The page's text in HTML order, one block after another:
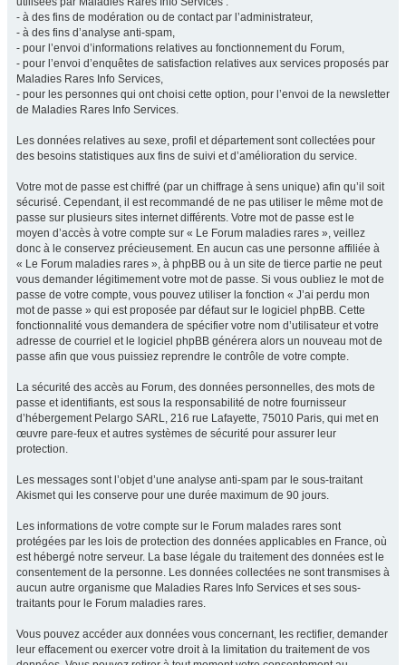
- à des fins de modération ou de contact par l’administrateur,
- à des fins d’analyse anti-spam,
- pour l’envoi d’informations relatives au fonctionnement du Forum,
- pour l’envoi d’enquêtes de satisfaction relatives aux services proposés par
Maladies Rares Info Services,
- pour les personnes qui ont choisi cette option, pour l’envoi de la newsletter
de Maladies Rares Info Services.
Les données relatives au sexe, profil et département sont collectées pour
des besoins statistiques aux fins de suivi et d’amélioration du service.
Votre mot de passe est chiffré (par un chiffrage à sens unique) afin qu’il soit
sécurisé. Cependant, il est recommandé de ne pas utiliser le même mot de
passe sur plusieurs sites internet différents. Votre mot de passe est le
moyen d’accès à votre compte sur « Le Forum maladies rares », veillez
donc à le conservez précieusement. En aucun cas une personne affiliée à
« Le Forum maladies rares », à phpBB ou à un site de tierce partie ne peut
vous demander légitimement votre mot de passe. Si vous oubliez le mot de
passe de votre compte, vous pouvez utiliser la fonction « J’ai perdu mon
mot de passe » qui est proposée par défaut sur le logiciel phpBB. Cette
fonctionnalité vous demandera de spécifier votre nom d’utilisateur et votre
adresse de courriel et le logiciel phpBB générera alors un nouveau mot de
passe afin que vous puissiez reprendre le contrôle de votre compte.
La sécurité des accès au Forum, des données personnelles, des mots de
passe et identifiants, est sous la responsabilité de notre fournisseur
d’hébergement Pelargo SARL, 216 rue Lafayette, 75010 Paris, qui met en
œuvre pare-feux et autres systèmes de sécurité pour assurer leur
protection.
Les messages sont l’objet d’une analyse anti-spam par le sous-traitant
Akismet qui les conserve pour une durée maximum de 90 jours.
Les informations de votre compte sur le Forum malades rares sont
protégées par les lois de protection des données applicables en France, où
est hébergé notre serveur. La base légale du traitement des données est le
consentement de la personne. Les données collectées ne sont transmises à
aucun autre organisme que Maladies Rares Info Services et ses sous-
traitants pour le Forum maladies rares.
Vous pouvez accéder aux données vous concernant, les rectifier, demander
leur effacement ou exercer votre droit à la limitation du traitement de vos